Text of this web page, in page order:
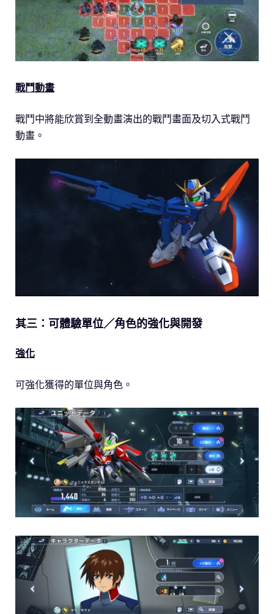
戰鬥動畫
戰鬥中將能欣賞到全動畫演出的戰鬥畫面及切入式戰鬥
動畫。
其三：可體驗單位／角色的強化與開發
強化
可強化獲得的單位與角色。